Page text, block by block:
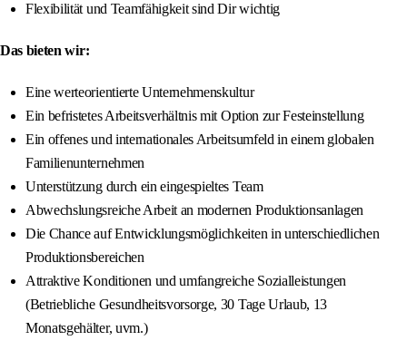
Flexibilität und Teamfähigkeit sind Dir wichtig
Das bieten wir:
Eine werteorientierte Unternehmenskultur
Ein befristetes Arbeitsverhältnis mit Option zur Festeinstellung
Ein offenes und internationales Arbeitsumfeld in einem globalen
Familienunternehmen
Unterstützung durch ein eingespieltes Team
Abwechslungsreiche Arbeit an modernen Produktionsanlagen
Die Chance auf Entwicklungsmöglichkeiten in unterschiedlichen
Produktionsbereichen
Attraktive Konditionen und umfangreiche Sozialleistungen
(Betriebliche Gesundheitsvorsorge, 30 Tage Urlaub, 13
Monatsgehälter, uvm.)